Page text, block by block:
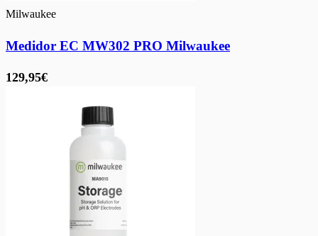
Milwaukee
Medidor EC MW302 PRO Milwaukee
129,95€